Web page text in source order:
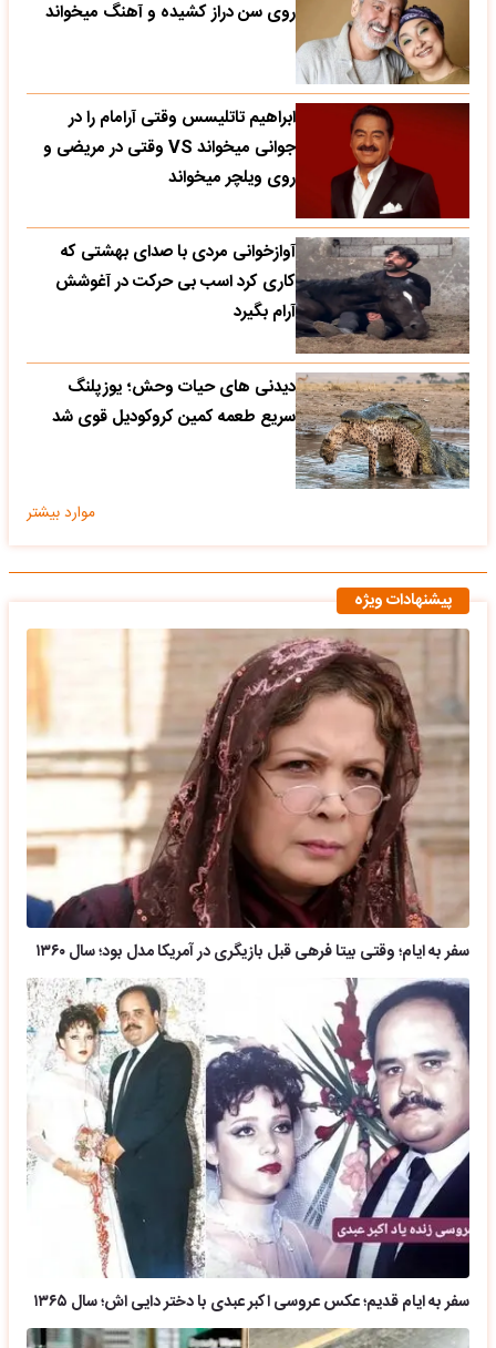
روی سن دراز کشیده و آهنگ میخواند
ابراهیم تاتلیسس وقتی آرامام را در
جوانی میخواند VS وقتی در مریضی و
روی ویلچر میخواند
آوازخوانی مردی با صدای بهشتی که
کاری کرد اسب بی حرکت در آغوشش
آرام بگیرد
دیدنی های حیات وحش؛ یوزپلنگ
سریع طعمه کمین کروکودیل قوی شد
موارد بیشتر
پیشنهادات ویژه
سفر به ایام؛ وقتی بیتا فرهی قبل بازیگری در آمریکا مدل بود؛ سال ۱۳۶۰
سفر به ایام قدیم؛ عکس عروسی اکبر عبدی با دختر دایی اش؛ سال ۱۳۶۵